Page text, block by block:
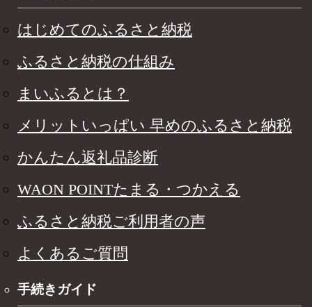
はじめてのふるさと納税
ふるさと納税の仕組み
まいふるとは？
メリットいっぱい 早めのふるさと納税
かんたん返礼品診断
WAON POINTたまる・つかえる
ふるさと納税ご利用者の声
よくあるご質問
手続きガイド